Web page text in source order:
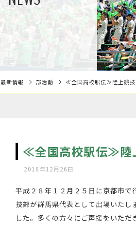
最新情報 部活動 ≪全国高校駅伝≫陸上競
≪全国高校駅伝≫
2016年12月26日
平成２８年１２月２５日に京都市
技部が群馬県代表として出場いた
した。多くの方々にご声援をいただ